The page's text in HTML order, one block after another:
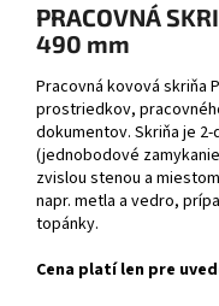
PRACOVNÁ
490 mm
Pracovná kovová skriňa
prostriedkov,
dokumentov. Skriňa je
(jednobodové
zvislou stenou a
napr. metla a vedro,
topánky.
Cena platí len pre